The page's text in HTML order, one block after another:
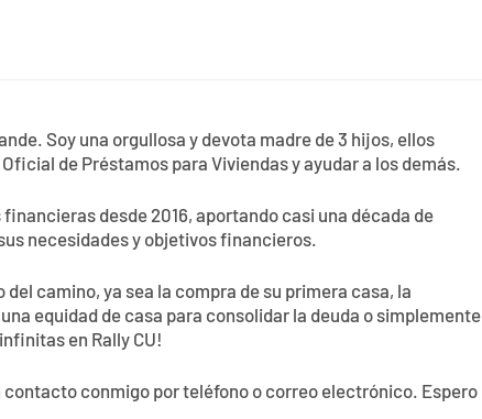
Soy una orgullosa y devota madre de 3 hijos, ellos
de Préstamos para Viviendas y ayudar a los demás.
desde 2016, aportando casi una década de
necesidades y objetivos financieros.
camino, ya sea la compra de su primera casa, la
equidad de casa para consolidar la deuda o simplemente
en Rally CU!
contacto conmigo por teléfono o correo electrónico. Espero